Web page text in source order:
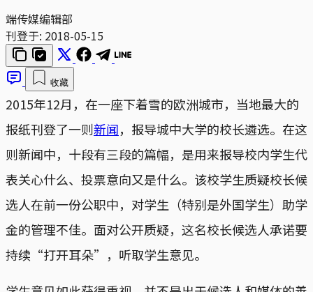
端传媒编辑部
刊登于: 2018-05-15
收藏
2015年12月，在一座下着雪的欧洲城市，当地最大的
报纸刊登了一则新闻，报导城中大学的校长遴选。在这
则新闻中，十段有三段的篇幅，是用来报导校内学生代
表关心什么、投票意向又是什么。该校学生质疑校长候
选人在前一份公职中，对学生（特别是外国学生）助学
金的管理不佳。面对公开质疑，这名校长候选人承诺要
持续“打开耳朵”，听取学生意见。